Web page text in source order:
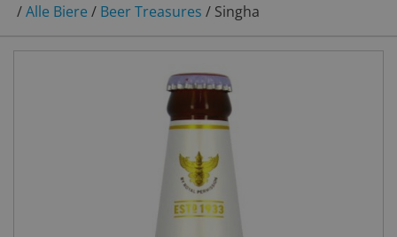
/Alle Biere / Beer Treasures / Singha